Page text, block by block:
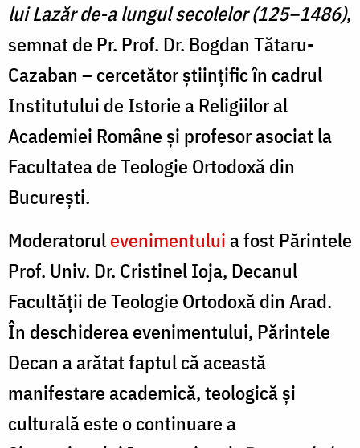
lui Lazăr de-a lungul secolelor (125–1486),
semnat de Pr. Prof. Dr. Bogdan Tătaru-
Cazaban – cercetător științific în cadrul
Institutului de Istorie a Religiilor al
Academiei Române și profesor asociat la
Facultatea de Teologie Ortodoxă din
București.
Moderatorulevenimentuluia fost Părintele
Prof. Univ. Dr. Cristinel Ioja, Decanul
Facultății de Teologie Ortodoxă din Arad.
În deschiderea evenimentului, Părintele
Decan a arătat faptul că această
manifestare academică, teologică și
culturală este o continuare a